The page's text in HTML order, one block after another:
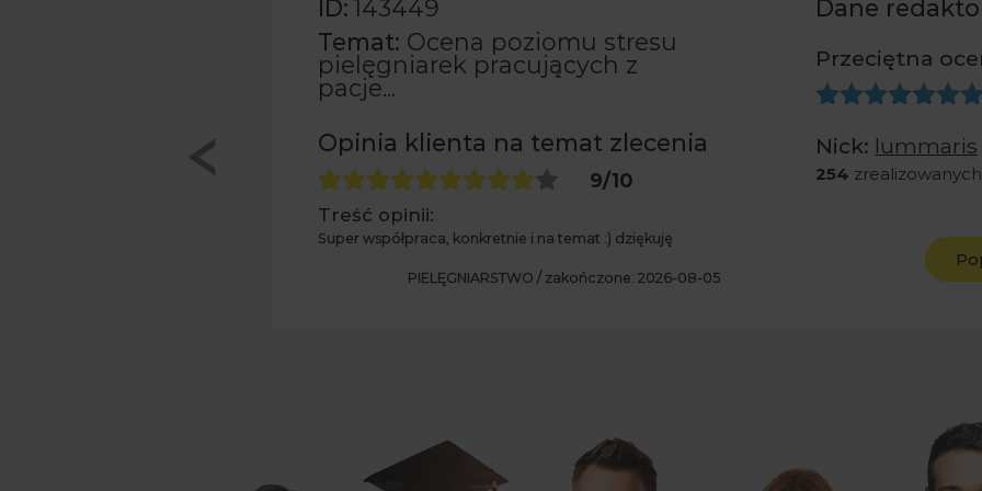
ID:143449
Temat: Ocena poziomu stresu
pielęgniarek pracujących z
pacje...
Opinia klienta na temat zlecenia
9/10
Treść opinii:
Super współpraca, konkretnie i na temat :) dziękuję
PIELĘGNIARSTWO / zakończone: 2026-08-05
Dane
Przeciętna
Nick: lummaris
254